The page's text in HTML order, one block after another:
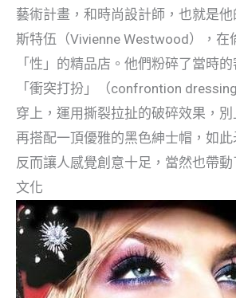
藝術計畫，和時尚設計師，也就是
斯特伍（Vivienne Westwood），在
「性」的精品店。他們粉碎了當時
「衝突打扮」（confrontion
穿上，運用撕裂拉扯的破碎效果，
再搭配一頂優雅的黑色紳士帽，如
反而讓人感覺創意十足，當然也帶
文化